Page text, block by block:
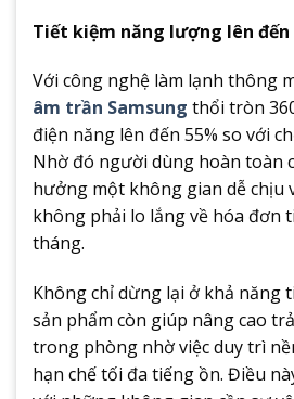
Tiết kiệm năng lượng lên đến
Với công nghệ làm lạnh thông
âm trần Samsung thổi tròn
điện năng lên đến 55% so với
Nhờ đó người dùng hoàn toàn
hưởng một không gian dễ chịu
không phải lo lắng về hóa đơn
tháng.
Không chỉ dừng lại ở khả năng
sản phẩm còn giúp nâng cao
trong phòng nhờ việc duy trì
hạn chế tối đa tiếng ồn. Điều